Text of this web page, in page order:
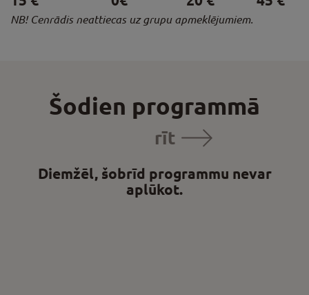
NB! Cenrādis neattiecas uz grupu apmeklējumiem.
Šodien programmā
rīt
Diemžēl, šobrīd programmu nevar
aplūkot.